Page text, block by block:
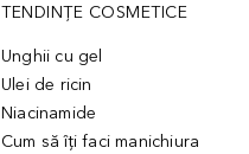
TENDINȚE COSMETICE
Unghii cu gel
Ulei de ricin
Niacinamide
Cum să îți faci manichiura